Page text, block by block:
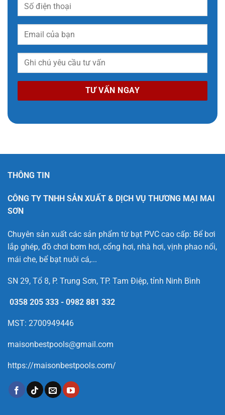
THÔNG TIN
CÔNG TY TNHH SẢN XUẤT & DỊCH VỤ THƯƠNG MẠI MAI
SƠN
Chuyên sản xuất các sản phẩm từ bạt PVC cao cấp: Bể bơi
lắp ghép, đồ chơi bơm hơi, cổng hơi, nhà hơi, vịnh phao nổi,
mái che, bể bạt nuôi cá,...
SN 29, Tổ 8, P. Trung Sơn, TP. Tam Điệp, tỉnh Ninh Bình
0358 205 333 - 0982 881 332
MST: 2700949446
maisonbestpools@gmail.com
https://maisonbestpools.com/